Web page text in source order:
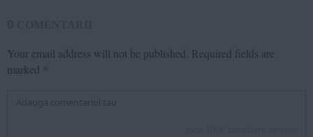
Your email address will not be published. Required fields are
marked *